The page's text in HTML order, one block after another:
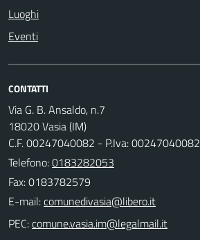
Luoghi
Eventi
CONTATTI
Via G. B. Ansaldo, n.7
18020 Vasia (IM)
C.F. 00247040082 - P.Iva: 00247040082
Telefono:0183282053
Fax: 0183782579
E-mail:
PEC: